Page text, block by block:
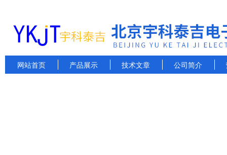
网站首页 产品展示 技术文章 公司简介